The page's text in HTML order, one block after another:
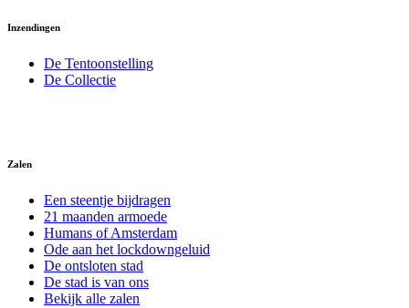
Inzendingen
De Tentoonstelling
De Collectie
Zalen
Een steentje bijdragen
21 maanden armoede
Humans of Amsterdam
Ode aan het lockdowngeluid
De ontsloten stad
De stad is van ons
Bekijk alle zalen